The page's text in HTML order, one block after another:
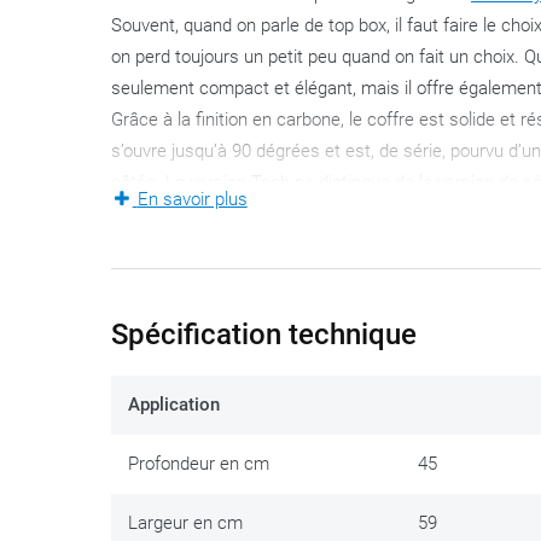
Souvent, quand on parle de top box, il faut faire le
on perd toujours un petit peu quand on fait un choix.
seulement compact et élégant, mais il offre
Grâce à la finition en carbone, le coffre est solide et
s’ouvre jusqu’à 90 dégrées et est, de série, pourvu
exemplaires argentés, version fumée. Cela lui donne
et rapidement sur votre moto avec lekit de fixation
Grâce au poignet intégré vous emportez facilement le
ranger deuxcasques intégraux
Pour ce coffre, il existe une gamme d’accessoire en
nécessaire d’emmener votre coffre avec vous
En savoir plus
Spécification technique
Application
Profondeur en cm 45
Largeur en cm 59